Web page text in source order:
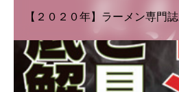
【２０２０年】ラーメン専門誌